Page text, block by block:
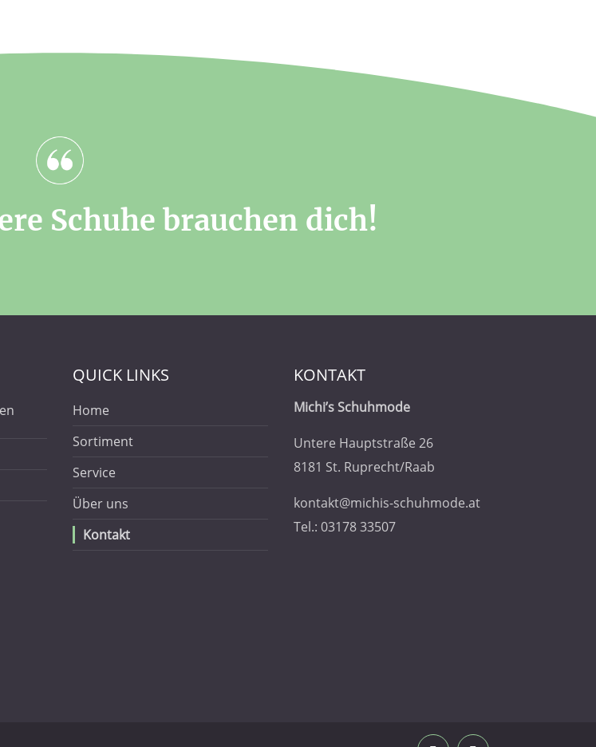
Schuhe brauchen dich!
QUICK LINKS
Home
Sortiment
Service
Über uns
Kontakt
KONTAKT
Michi’s Schuhmode
Untere Hauptstraße 26
8181 St. Ruprecht/Raab
kontakt@michis-schuhmode.at
Tel.: 03178 33507